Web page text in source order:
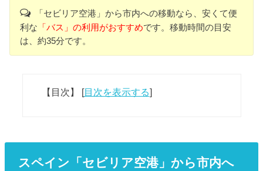
「セビリア空港」から市内への移動なら、安くて便
利な 「バス」の利用がおすすめです。移動時間の目安
は、約35分です。
【目次】 [目次を表示する]
スペイン「セビリア空港」から市内へ